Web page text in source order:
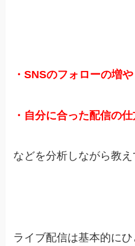
・SNSのフォローの増
・自分に合った配信の
などを分析しながら教え
ライブ配信は基本的に